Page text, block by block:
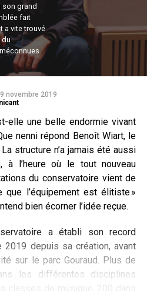
son grand
fait
a vite trouvé
du
novembre 2019
elle une belle endormie vivant
nenni répond Benoît Wiart, le
structure n’a jamais été aussi
à l’heure où le tout nouveau
du conservatoire vient de
que l’équipement est élitiste »
bien écorner l’idée reçue.
a établi son record
2019 depuis sa création, avant
sur le parc Gouraud. Plus de
les différentes disciplines